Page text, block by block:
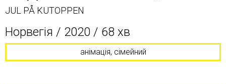
JUL PÅ KUTOPPEN
Норвегія / 2020 / 68 хв
анімація, сімейний